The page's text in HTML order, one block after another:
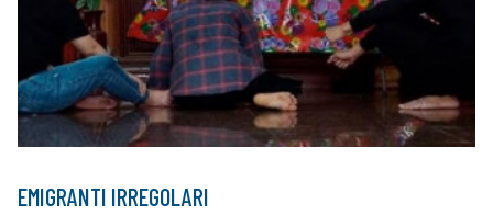
EMIGRANTI IRREGOLARI